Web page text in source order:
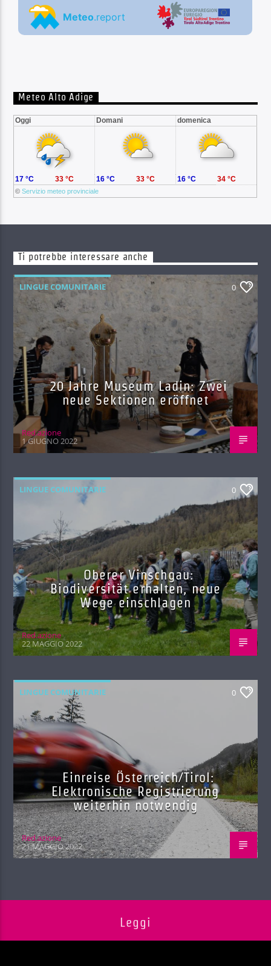
Meteo Alto Adige
Oggi Domani domenica
©Servizio meteo provinciale
17 °C 33 °C 16 °C 33 °C 16 °C 34 °C
Ti potrebbe interessare anche
LINGUE COMUNITARIE 0
20 Jahre Museum Ladin: Zwei
neue Sektionen eröffnet
Red.azione
1 GIUGNO 2022
LINGUE COMUNITARIE 0
Oberer Vinschgau:
Biodiversität erhalten, neue
Wege einschlagen
Red.azione
22 MAGGIO 2022
LINGUE COMUNITARIE 0
Einreise Österreich/Tirol:
Elektronische Registrierung
weiterhin notwendig
Red.azione
21 MAGGIO 2022
Leggi